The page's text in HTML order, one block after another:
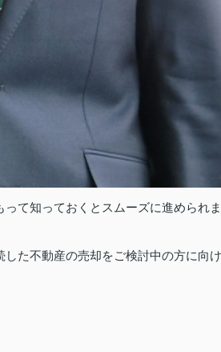
て知っておくとスムーズに進められま
た不動産の売却をご検討中の方に向け